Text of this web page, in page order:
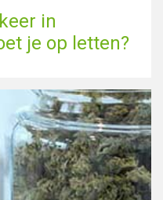
in
je op letten?